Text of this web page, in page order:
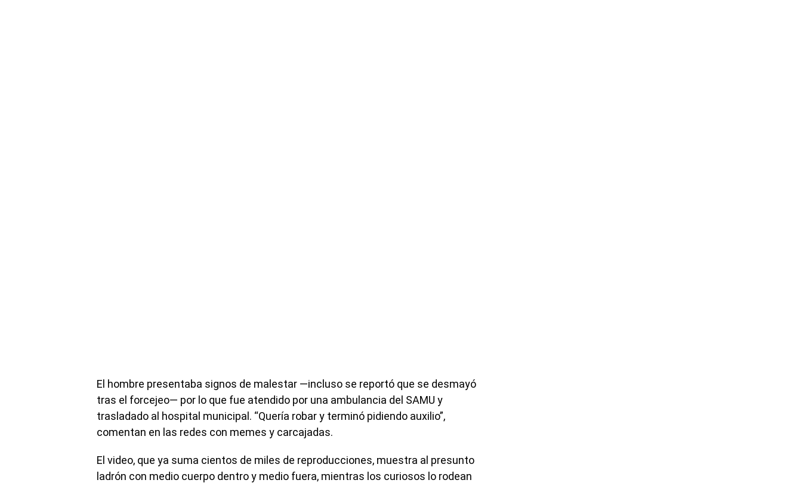
El hombre presentaba signos de malestar —incluso se reportó que se desmayó
tras el forcejeo— por lo que fue atendido por una ambulancia del SAMU y
trasladado al hospital municipal. “Quería robar y terminó pidiendo auxilio”,
comentan en las redes con memes y carcajadas.
El video, que ya suma cientos de miles de reproducciones, muestra al presunto
ladrón con medio cuerpo dentro y medio fuera, mientras los curiosos lo rodean